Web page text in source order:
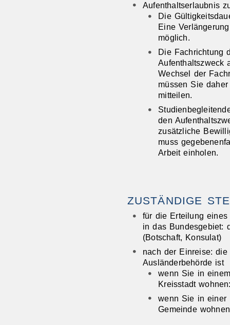
Aufenthaltserlaubnis
Die
Eine
möglich.
Die Fachrichtung
Aufenthaltszweck
Wechsel der
müssen Sie
mitteilen.
den
zusätzliche
muss
Arbeit einholen.
ZUSTÄNDIGE
für die Erteilung
in das Bundesgebiet:
(Botschaft, Konsulat)
nach der Einreise: die
Ausländerbehörde ist
wenn Sie in
Kreisstadt
wenn Sie in einer
Gemeinde